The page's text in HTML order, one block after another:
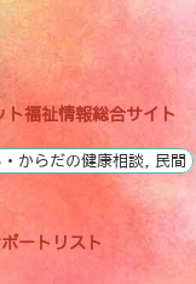
ト福祉情報総合サイト
からだの健康相談, 民間
ートリスト